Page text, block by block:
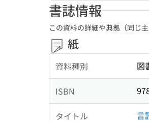
書誌情報
この資料の詳細や典拠（同じ
紙
資料種別 図
ISBN
タイトル 言